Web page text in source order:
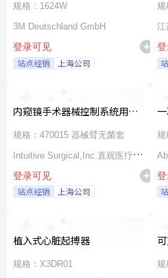
规格：1624W
3M Deutschland GmbH
登录可见
站点经销 上海公司
规
江
内窥镜手术器械控制系统用无
源器械和附件
规格：470015 器械臂无菌套
Intuitive Surgical,Inc.直观医疗公
司
登录可见
站点经销 上海公司
导
规
植入式心脏起搏器
规格：X3DR01
冲
规